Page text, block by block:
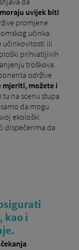
uvijek biti
promjene
učinka.
učinkovitosti ili
prihvatljivih
troškova.
održive
mjeriti, možete i
tu na scenu stupa
da mogu
ekološki
dispečerima da
kao i